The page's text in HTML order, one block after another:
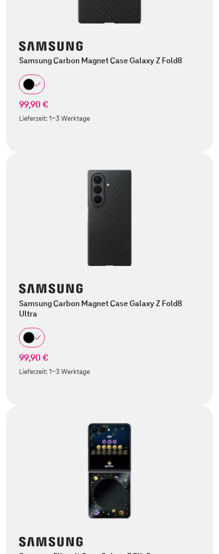
Samsung Carbon Magnet Case Galaxy Z Fold8
99,90 €
Lieferzeit:1-3 Werktage
Samsung Carbon Magnet Case Galaxy Z Fold8
Ultra
99,90 €
Lieferzeit:1-3 Werktage